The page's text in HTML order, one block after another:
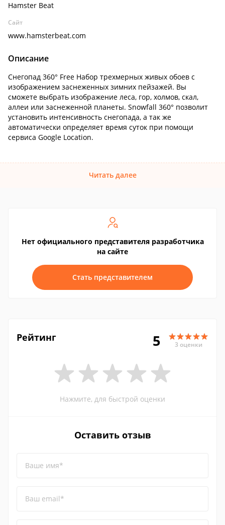
Hamster Beat
Сайт
www.hamsterbeat.com
Описание
Снегопад 360° Free Набор трехмерных живых обоев с
изображением заснеженных зимних пейзажей. Вы
сможете выбрать изображение леса, гор, холмов, скал,
аллеи или заснеженной планеты. Snowfall 360° позволит
установить интенсивность снегопада, а так же
автоматически определяет время суток при помощи
сервиса Google Location.
Читать далее
Нет официального представителя разработчика
на сайте
Стать представителем
Рейтинг 5 3 оценки
Нажмите, для быстрой оценки
Оставить отзыв
Ваше имя*
Ваш email*